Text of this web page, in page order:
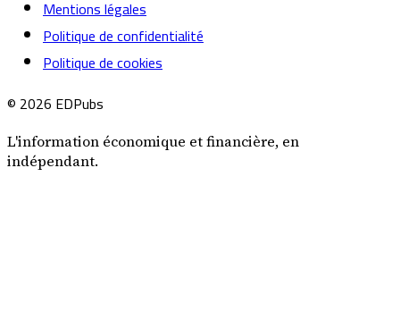
Mentions légales
Politique de confidentialité
Politique de cookies
© 2026 EDPubs
L'information économique et financière, en
indépendant.